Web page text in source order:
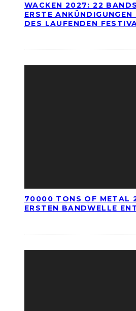
WACKEN 2027: 22
ERSTE
DES LAUFENDEN
70000 TONS OF METAL
ERSTEN BANDWELLE